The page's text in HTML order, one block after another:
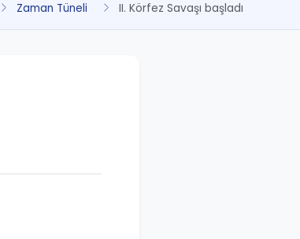
Zaman Tüneli II. Körfez Savaşı başladı